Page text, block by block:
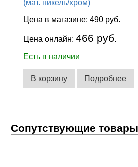
Цена в магазине:490 руб.
Цена онлайн:466 руб.
Есть в наличии
В корзину Подробнее
Сопутствующие товары